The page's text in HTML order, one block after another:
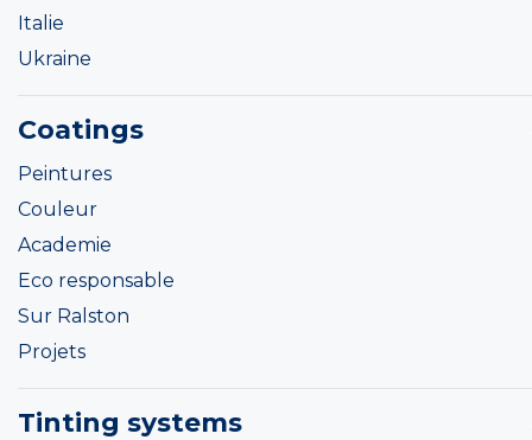
Italie
Ukraine
Coatings
Peintures
Couleur
Academie
Eco responsable
Sur Ralston
Projets
Tinting systems